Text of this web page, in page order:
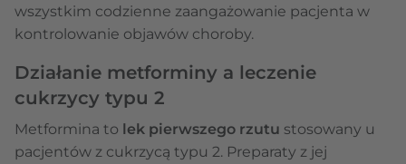
wszystkim codzienne zaangażowanie pacjenta w
kontrolowanie objawów choroby.
Działanie metforminy a leczenie
cukrzycy typu 2
Metformina to lek pierwszego rzutu stosowany u
pacjentów z cukrzycą typu 2. Preparaty z jej